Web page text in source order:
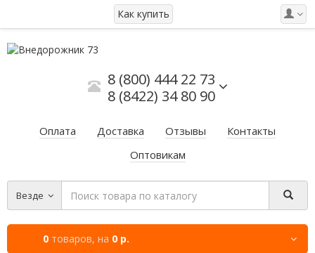
Как купить
8 (800) 444 22 73
8 (8422) 34 80 90
Оплата Доставка Отзывы
Контакты
Оптовикам
Везде
0 товаров, на 0 р.